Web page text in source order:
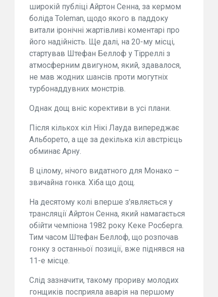
широкій публіці Айртон Сенна, за кермом
боліда Toleman, щодо якого в паддоку
витали іронічні жартівливі коментарі про
його надійність. Ще далі, на 20-му місці,
стартував Штефан Беллоф у Тірреллі з
атмосферним двигуном, який, здавалося,
не мав жодних шансів проти могутніх
турбонаддувних монстрів.
Однак дощ вніс корективи в усі плани.
Після кількох кіл Нікі Лауда випереджає
Альборето, а ще за декілька кіл австрієць
обминає Арну.
В цілому, нічого видатного для Монако –
звичайна гонка. Хіба що дощ.
На десятому колі вперше з'являється у
трансляції Айртон Сенна, який намагається
обійти чемпіона 1982 року Кеке Росберга.
Тим часом Штефан Беллоф, що розпочав
гонку з останньої позиції, вже піднявся на
11-е місце.
Слід зазначити, такому прориву молодих
гонщиків посприяла аварія на першому